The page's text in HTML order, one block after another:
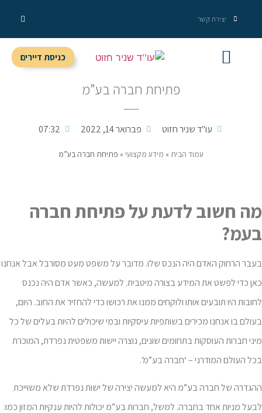
יצירת קשר
כניסת דיירים
פתיחת חברה בע”מ
עו''ד שניר חזוט פברואר 14, 2022 07:32
עמוד הבית » מידע מקצועי » פתיחת חברה בע”מ
מה חשוב לדעת על פתיחת חברה
בעמ?
בעבר הרחוק האדם היה הנכס שלו. מדובר על משפט מעט מסורבל אבל אנחנו
כאן כדי לפשט את המידע בצורה מיטבית. למעשה, כאשר אדם היה נכנס
לחובות היו תובעים אותו ולוקחים ממנו את רכושו כדי להחזיר את החוב. היום,
בעולם בו אנחנו מכירים בשותפיות עיסקיות ובמי שיכולים להיות בעלים של כל
מיני חברות העוסקות בתחומים שונים, נוצרה יישות משפטית נפרדת, המוכרת
בכל העולם המודרני – ‘חברה בע”מ’.
ההגדרה של חברה בע”מ היא למעשה יצירה של ישות נפרדת שלא משוייכת
לבעל מניות אחד בחברה. למשל, חברות בע”מ יכולות להיות ענקיות המזון כמו: